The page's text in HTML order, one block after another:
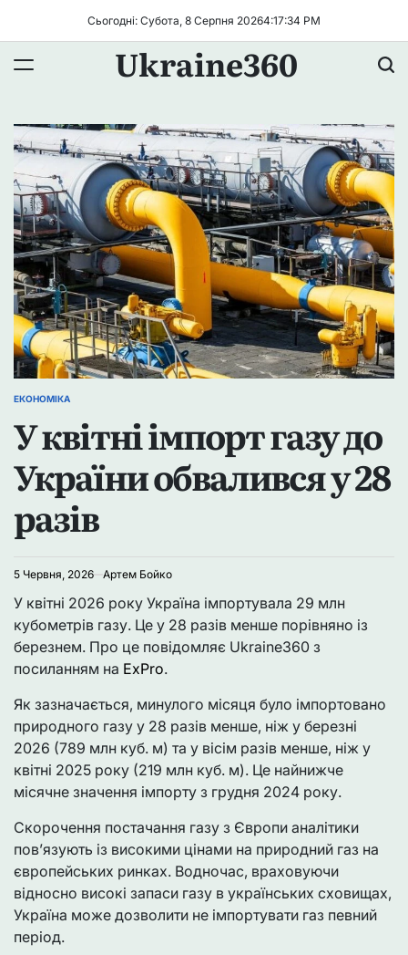
Сьогодні: Субота, 8 Серпня 20264:17:34 PM
Ukraine360
ОПУБЛІКУВАТИ
ЕКОНОМІКА
У квітні імпорт газу до
України обвалився у 28
разів
5 Червня, 2026 Артем Бойко
У квітні 2026 року Україна імпортувала 29 млн
кубометрів газу. Це у 28 разів менше порівняно із
березнем. Про це повідомляє Ukraine360 з
посиланням на ExPro.
Як зазначається, минулого місяця було імпортовано
природного газу у 28 разів менше, ніж у березні
2026 (789 млн куб. м) та у вісім разів менше, ніж у
квітні 2025 року (219 млн куб. м). Це найнижче
місячне значення імпорту з грудня 2024 року.
Скорочення постачання газу з Європи аналітики
пов’язують із високими цінами на природний газ на
європейських ринках. Водночас, враховуючи
відносно високі запаси газу в українських сховищах,
Україна може дозволити не імпортувати газ певний
період.